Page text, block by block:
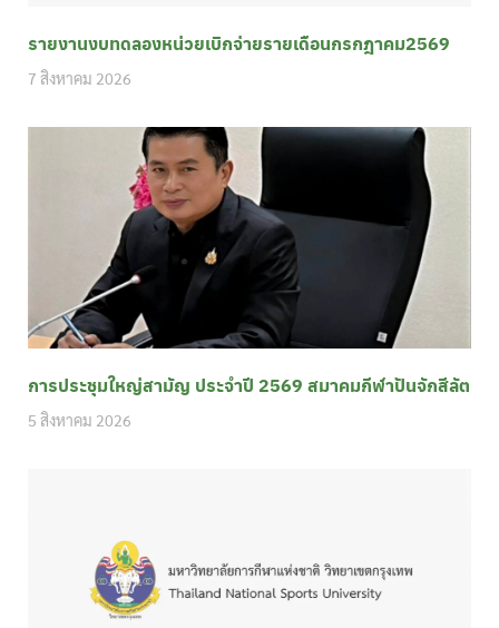
รายงานงบทดลองหน่วยเบิกจ่ายรายเดือนกรกฎาคม2569
7 สิงหาคม 2026
การประชุมใหญ่สามัญ ประจำปี 2569 สมาคมกีฬาปันจักสีลัต
5 สิงหาคม 2026